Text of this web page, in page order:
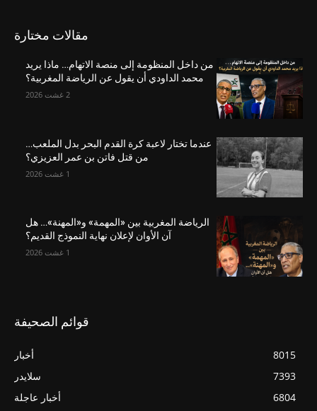
مقالات مختارة
من داخل المنظومة إلى منصة الاتهام… ماذا يريد
محمد الداودي أن يقول عن الرياضة المغربية؟
2 غشت 2026
عندما تختار لاعبة كرة القدم البحر بدل الملعب…
من قتل فاتن بن عمر العزيزي؟
1 غشت 2026
الرياضة المغربية بين «المهمة» و«المهنة»… هل
آن الأوان لإعلان نهاية النموذج القديم؟
1 غشت 2026
قوائم الصحيفة
أخبار
8015
سلايدر
7393
أخبار عاجلة
6804